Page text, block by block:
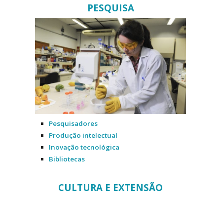
PESQUISA
Pesquisadores
Produção intelectual
Inovação tecnológica
Bibliotecas
CULTURA E EXTENSÃO